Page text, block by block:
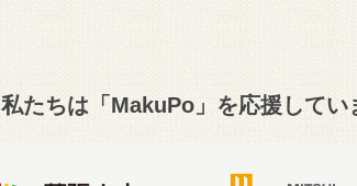
私たちは「MakuPo」を応援してい